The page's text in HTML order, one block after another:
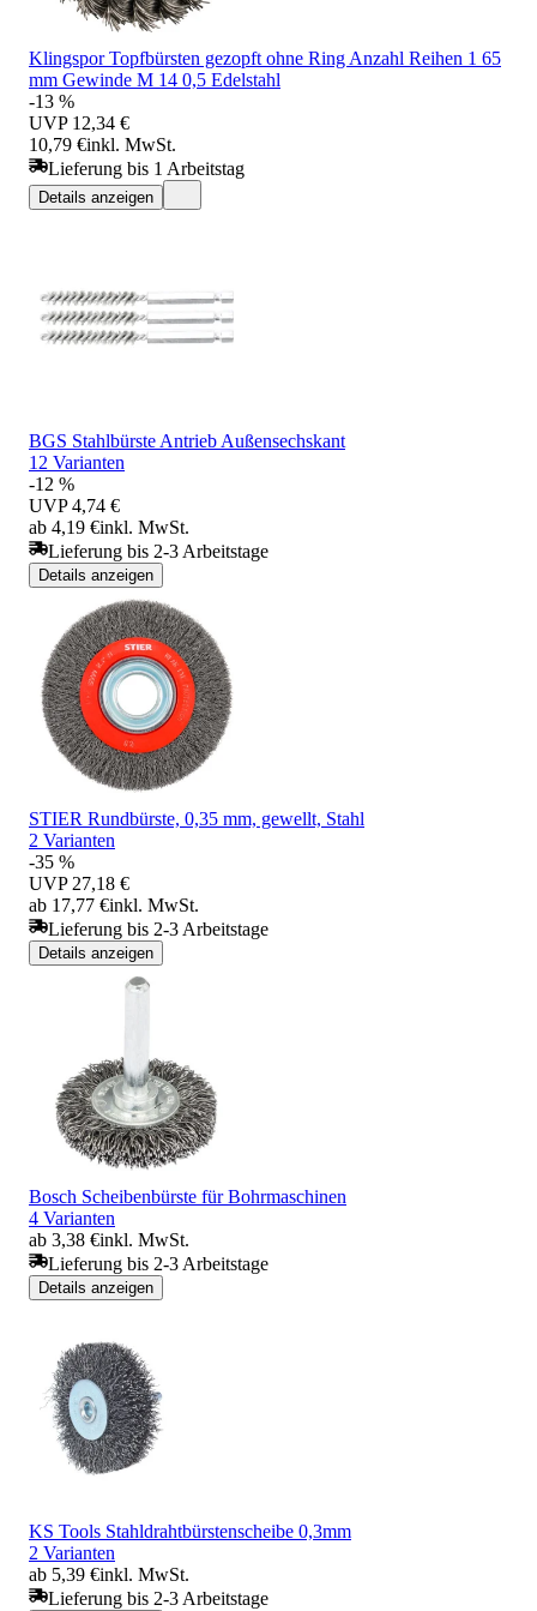
Klingspor Topfbürsten gezopft ohne Ring Anzahl Reihen 1 65
mm Gewinde M 14 0,5 Edelstahl
-13 %
UVP 12,34 €
10,79 €inkl. MwSt.
Lieferung bis 1 Arbeitstag
Details anzeigen
BGS Stahlbürste Antrieb Außensechskant
12 Varianten
-12 %
UVP 4,74 €
ab 4,19 €inkl. MwSt.
Lieferung bis 2-3 Arbeitstage
Details anzeigen
STIER Rundbürste, 0,35 mm, gewellt, Stahl
2 Varianten
-35 %
UVP 27,18 €
ab 17,77 €inkl. MwSt.
Lieferung bis 2-3 Arbeitstage
Details anzeigen
Bosch Scheibenbürste für Bohrmaschinen
4 Varianten
ab 3,38 €inkl. MwSt.
Lieferung bis 2-3 Arbeitstage
Details anzeigen
KS Tools Stahldrahtbürstenscheibe 0,3mm
2 Varianten
ab 5,39 €inkl. MwSt.
Lieferung bis 2-3 Arbeitstage